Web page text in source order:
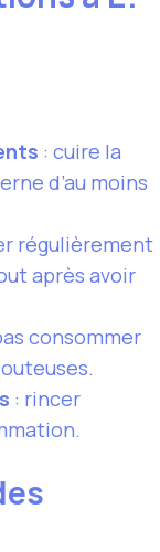
: cuire la
d’au moins
régulièrement
après avoir
consommer
: rincer